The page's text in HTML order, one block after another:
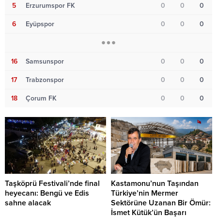
5 Erzurumspor FK 0 0 0
6 Eyüpspor 0 0 0
16 Samsunspor 0 0 0
17 Trabzonspor 0 0 0
18 Çorum FK 0 0 0
Taşköprü Festivali’nde final
heyecanı: Bengü ve Edis
sahne alacak
Kastamonu’nun Taşından
Türkiye’nin Mermer
Sektörüne Uzanan Bir Ömür:
İsmet Kütük’ün Başarı